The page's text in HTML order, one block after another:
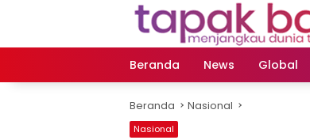
Beranda
News Global
Beranda Nasional
Nasional